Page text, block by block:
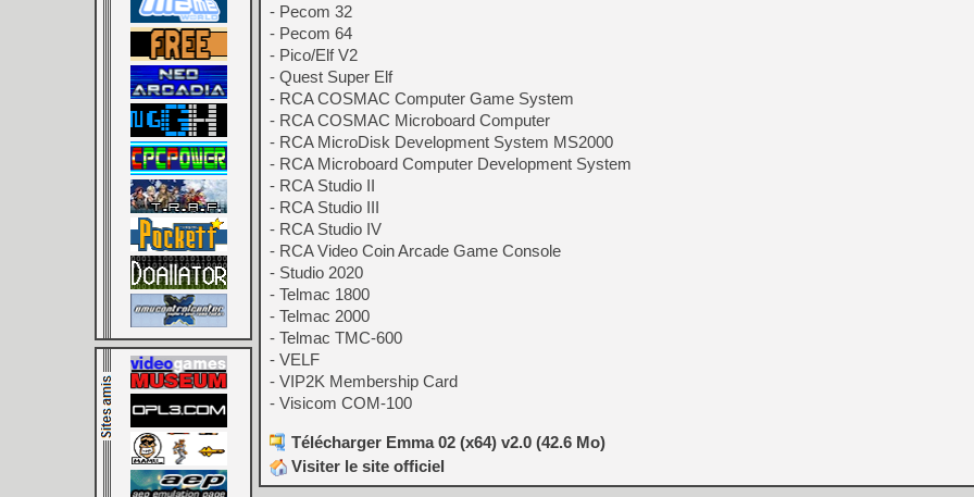
- Pecom 32
- Pecom 64
- Pico/Elf V2
- Quest Super Elf
- RCA COSMAC Computer Game System
- RCA COSMAC Microboard Computer
- RCA MicroDisk Development System MS2000
- RCA Microboard Computer Development System
- RCA Studio II
- RCA Studio III
- RCA Studio IV
- RCA Video Coin Arcade Game Console
- Studio 2020
- Telmac 1800
- Telmac 2000
- Telmac TMC-600
- VELF
- VIP2K Membership Card
- Visicom COM-100
Télécharger Emma 02 (x64) v2.0 (42.6 Mo)
Visiter le site officiel